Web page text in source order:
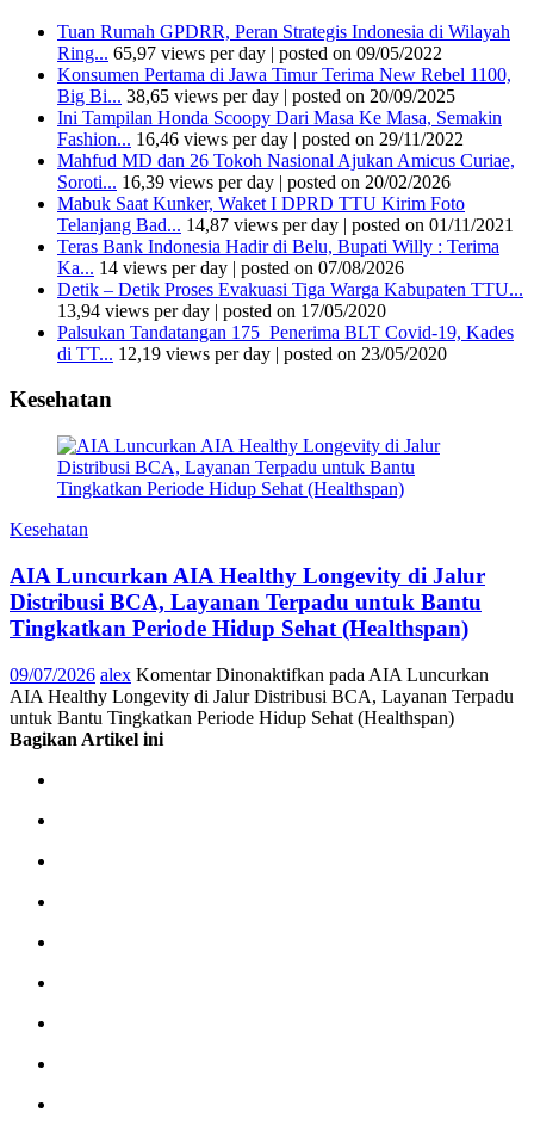
Tuan Rumah GPDRR, Peran Strategis Indonesia di Wilayah
Ring... 65,97 views per day | posted on 09/05/2022
Konsumen Pertama di Jawa Timur Terima New Rebel 1100,
Big Bi... 38,65 views per day | posted on 20/09/2025
Ini Tampilan Honda Scoopy Dari Masa Ke Masa, Semakin
Fashion... 16,46 views per day | posted on 29/11/2022
Mahfud MD dan 26 Tokoh Nasional Ajukan Amicus Curiae,
Soroti... 16,39 views per day | posted on 20/02/2026
Mabuk Saat Kunker, Waket I DPRD TTU Kirim Foto
Telanjang Bad... 14,87 views per day | posted on 01/11/2021
Teras Bank Indonesia Hadir di Belu, Bupati Willy : Terima
Ka... 14 views per day | posted on 07/08/2026
Detik – Detik Proses Evakuasi Tiga Warga Kabupaten TTU...
13,94 views per day | posted on 17/05/2020
Palsukan Tandatangan 175 Penerima BLT Covid-19, Kades
di TT... 12,19 views per day | posted on 23/05/2020
Kesehatan
Kesehatan
AIA Luncurkan AIA Healthy Longevity di Jalur
Distribusi BCA, Layanan Terpadu untuk Bantu
Tingkatkan Periode Hidup Sehat (Healthspan)
09/07/2026 alex Komentar Dinonaktifkan pada AIA Luncurkan
AIA Healthy Longevity di Jalur Distribusi BCA, Layanan Terpadu
untuk Bantu Tingkatkan Periode Hidup Sehat (Healthspan)
Bagikan Artikel ini